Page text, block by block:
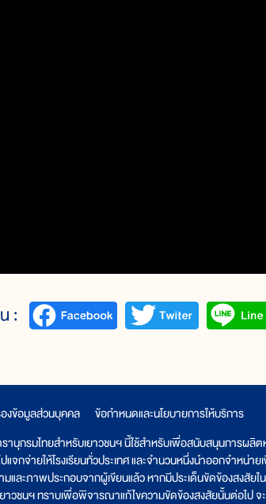
:
งข้อมูลส่วนบุคคล
ข้อกำหนดและนโยบายการให้บริการ
านุกรมไทยสำหรับเยาวชนฯ นี้ใช้สำหรับเพื่อสนับสนุนการผลิ
ปแจกจ่ายให้โรงเรียนทั่วประเทศ และจำนวนหนึ่งนำออกจำห
ะภาพประกอบจากผู้เขียนแล้ว หากมีประเด็นขัดข้องสงสัยใน
าวชนฯ ทราบเพื่อพิจารณาแก้ไขความขัดข้องสงสัยนั้นต่อไป